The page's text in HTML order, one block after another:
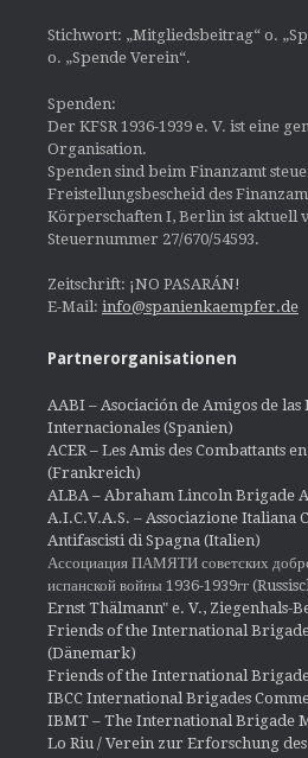
Stichwort: „Mitgliedsbeitrag“ o.
o. „Spende Verein“.
Spenden:
Der KFSR 1936-1939 e. V. ist eine
Organisation.
Spenden sind beim Finanzamt
Freistellungsbescheid des
Körperschaften I, Berlin ist aktuell
Steuernummer 27/670/54593.
Zeitschrift: ¡NO PASARÁN!
E-Mail: info@spanienkaempfer.de
Partnerorganisationen
AABI – Asociación de Amigos de las
Internacionales (Spanien)
ACER – Les Amis des Combattants
(Frankreich)
ALBA – Abraham Lincoln Brigade
A.I.C.V.A.S. – Associazione
Antifascisti di Spagna (Italien)
Ассоциация ПАМЯТИ советских
испанской войны 1936-1939гг
Ernst Thälmann" e. V., Ziegenhals-
Friends of the International
(Dänemark)
Friends of the International
IBCC International Brigades
IBMT – The International Brigade
Lo Riu / Verein zur Erforschung